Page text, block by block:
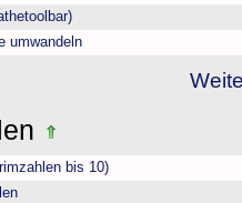
umwandeln
bis 10)